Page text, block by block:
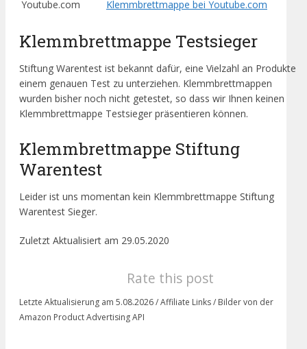
Youtube.com Klemmbrettmappe bei Youtube.com
Klemmbrettmappe Testsieger
Stiftung Warentest ist bekannt dafür, eine Vielzahl an Produkte
einem genauen Test zu unterziehen. Klemmbrettmappen
wurden bisher noch nicht getestet, so dass wir Ihnen keinen
Klemmbrettmappe Testsieger präsentieren können.
Klemmbrettmappe Stiftung
Warentest
Leider ist uns momentan kein Klemmbrettmappe Stiftung
Warentest Sieger.
Zuletzt Aktualisiert am 29.05.2020
Rate this post
Letzte Aktualisierung am 5.08.2026 / Affiliate Links / Bilder von der
Amazon Product Advertising API